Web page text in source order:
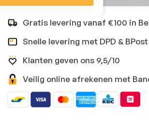
Gratis levering vanaf €100 in
Snelle levering met DPD & BPost
Klanten geven ons 9,5/10
Veilig online afrekenen met